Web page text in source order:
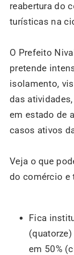
reabertura do
turísticas na
O Prefeito
pretende
isolamento,
das
em estado de
casos ativos
Veja o que
do comércio e
Fica
em 50%